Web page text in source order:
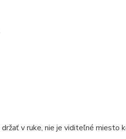
v ruke, nie je viditeľné miesto